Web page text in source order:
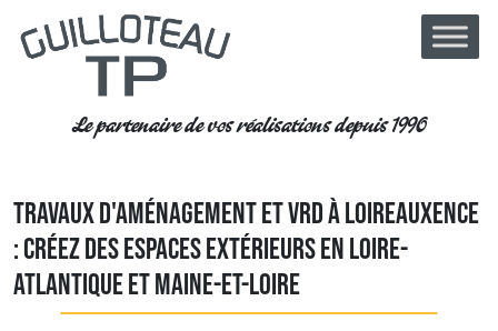
Le partenaire de vos réalisations depuis 1990
TRAVAUX D'AMÉNAGEMENT ET VRD À LOIREAUXENCE
: CRÉEZ DES ESPACES EXTÉRIEURS EN LOIRE-
ATLANTIQUE ET MAINE-ET-LOIRE